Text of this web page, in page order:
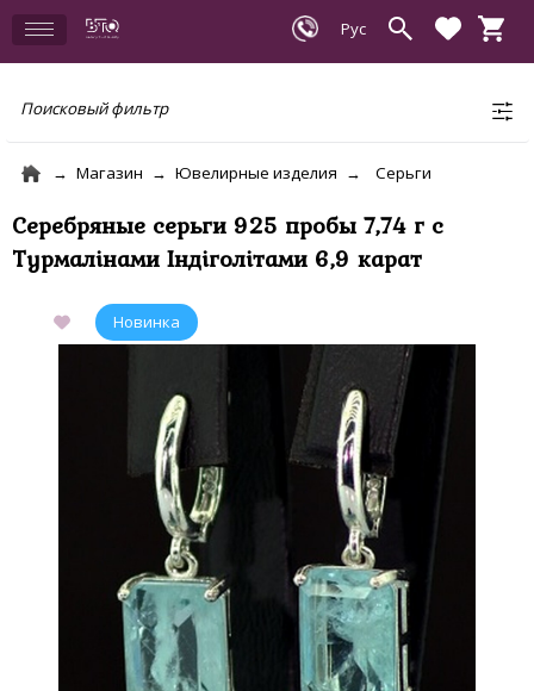
Поисковый фильтр
Магазин Ювелирные изделия Серьги
Серебряные серьги 925 пробы 7,74 г с
Турмалінами Індіголітами 6,9 карат